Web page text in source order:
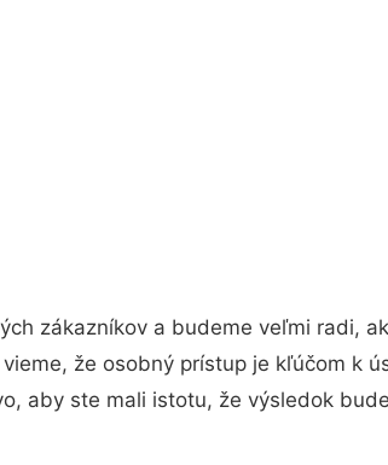
zákazníkov a budeme veľmi radi,
že osobný prístup je kľúčom k
aby ste mali istotu, že výsledok